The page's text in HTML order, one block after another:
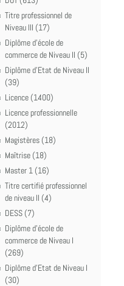
Titre professionnel de
Niveau III (17)
Diplôme d'école de
commerce de Niveau II (5)
Diplôme d'Etat de Niveau II
(39)
Licence (1400)
Licence professionnelle
(2012)
Magistères (18)
Maîtrise (18)
Master 1 (16)
Titre certifié professionnel
de niveau II (4)
DESS (7)
Diplôme d'école de
commerce de Niveau I
(269)
Diplôme d'Etat de Niveau I
(30)